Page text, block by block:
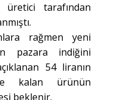
tarafından
rağmen yeni
pazara indiğini
54 liranın
kalan ürünün
beklenir.